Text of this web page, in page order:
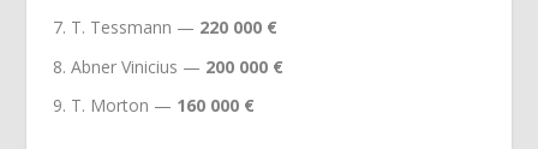
T. Tessmann — 220 000 €
Abner Vinicius — 200 000 €
T. Morton — 160 000 €